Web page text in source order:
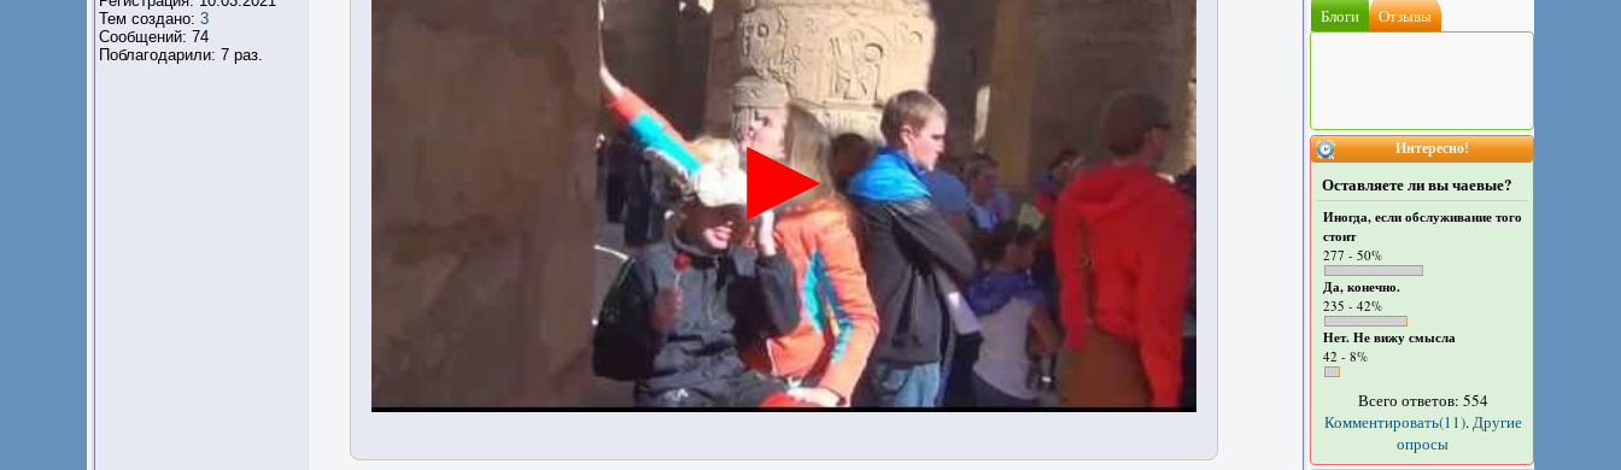
Тем создано: 3
Сообщений: 74
Поблагодарили: 7 раз.
Блоги Отзывы
Интересно!
Оставляете ли вы чаевые?
Иногда, если обслуживание того
стоит
277 - 50%
Да, конечно.
235 - 42%
Нет. Не вижу смысла
42 - 8%
Всего ответов: 554
Комментировать(11).Другие
опросы